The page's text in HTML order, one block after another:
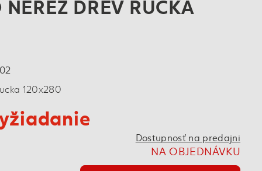
DREV RUCKA
120x280
Dostupnosť na predajni
NA OBJEDNÁVKU